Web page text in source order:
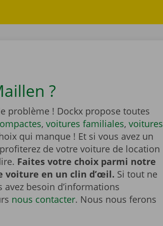
?
problème ! Dockx propose toutes
, voitures familiales, voitures
qui manque ! Et si vous avez un
de votre voiture de location
Faites votre choix parmi notre
voiture en un clin d’œil. Si tout ne
besoin d’informations
nous contacter. Nous nous ferons